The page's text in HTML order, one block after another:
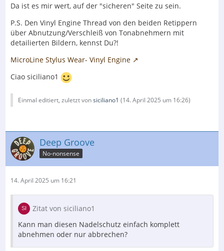
Da ist es mir wert, auf der "sicheren" Seite zu sein.
P.S. Den Vinyl Engine Thread von den beiden Retippern
über Abnutzung/Verschleiß von Tonabnehmern mit
detailierten Bildern, kennst Du?!
MicroLine Stylus Wear- Vinyl Engine
Ciao siciliano1
Einmal editiert, zuletzt vonsiciliano1 (14. April 2025 um 16:26)
Deep Groove
No-nonsense
14. April 2025 um 16:21
Zitat von siciliano1
Kann man diesen Nadelschutz einfach komplett
abnehmen oder nur abbrechen?